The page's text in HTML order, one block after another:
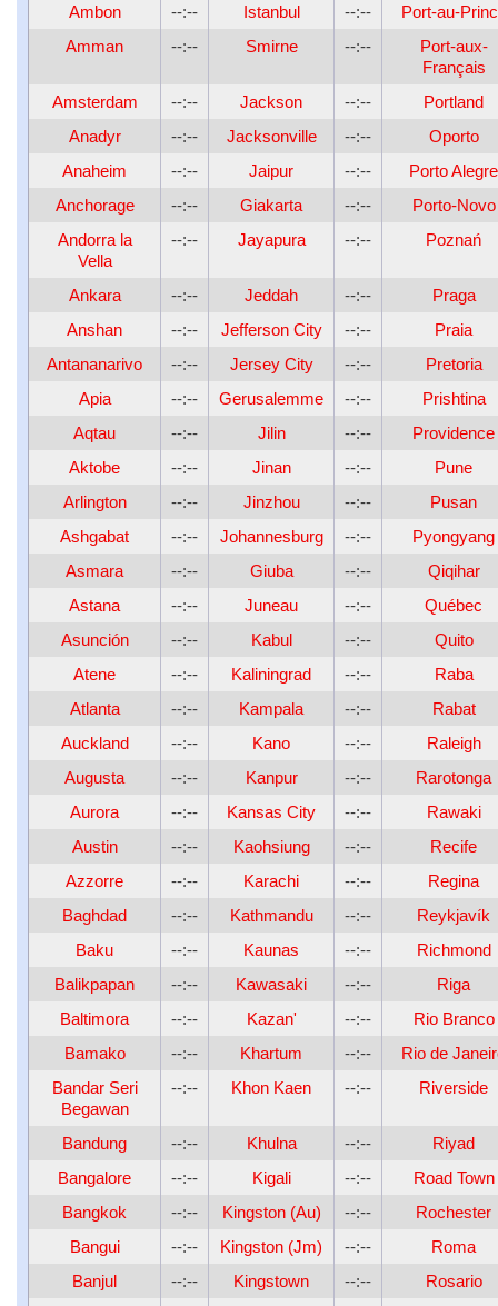
Ambon
--:-- Istanbul --:--
Port-au-
Amman
--:-- Smirne --:--
Port-aux-
Français
Amsterdam
--:-- Jackson --:--
Portland
Anadyr
--:-- Jacksonville --:--
Oporto
Anaheim
--:-- Jaipur --:--
Porto Alegre
Anchorage
--:-- Giakarta --:--
Porto-Novo
Andorra la
Vella
--:-- Jayapura --:-- Poznań
Ankara --:-- Jeddah --:--
Praga
Anshan
--:-- Jefferson City --:--
Praia
Antananarivo
--:-- Jersey City --:--
Pretoria
Apia
--:-- Gerusalemme --:--
Prishtina
Aqtau
--:-- Jilin --:--
Providence
Aktobe
--:-- Jinan --:--
Pune
Arlington
--:-- Jinzhou --:--
Pusan
Ashgabat
--:-- Johannesburg --:--
Pyongyang
Asmara
--:-- Giuba --:--
Qiqihar
Astana
--:-- Juneau --:--
Québec
Asunción
--:-- Kabul --:--
Quito
Atene
--:-- Kaliningrad --:--
Raba
Atlanta
--:-- Kampala --:--
Rabat
Auckland
--:-- Kano --:--
Raleigh
Augusta
--:-- Kanpur --:--
Rarotonga
Aurora
--:-- Kansas City --:--
Rawaki
Austin
--:-- Kaohsiung --:--
Recife
Azzorre
--:-- Karachi --:--
Regina
Baghdad
--:-- Kathmandu --:--
Reykjavík
Baku
--:-- Kaunas --:--
Richmond
Balikpapan
--:-- Kawasaki --:--
Riga
Baltimora
--:-- Kazan' --:--
Rio Branco
Bamako
--:-- Khartum --:--
Rio de
Bandar Seri
Begawan
--:-- Khon Kaen --:-- Riverside
Bandung --:-- Khulna --:--
Riyad
Bangalore
--:-- Kigali --:--
Road Town
Bangkok
--:-- Kingston (Au) --:--
Rochester
Bangui
--:-- Kingston (Jm) --:--
Roma
Banjul
--:-- Kingstown --:--
Rosario